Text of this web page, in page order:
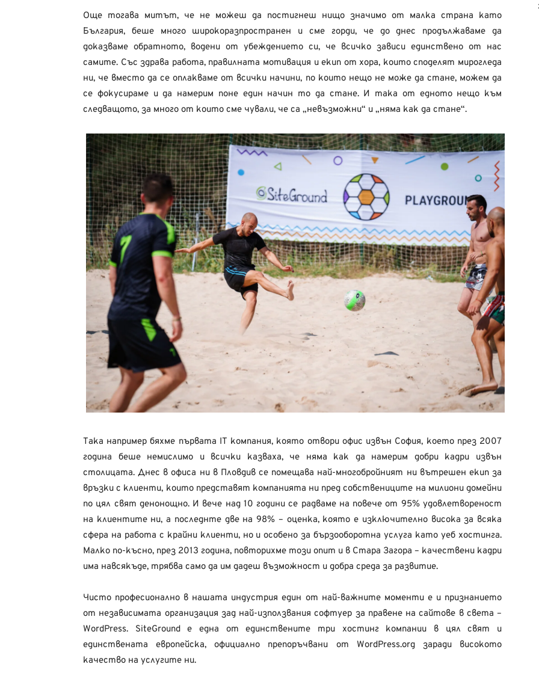
Още тогава митът, че не можеш да постигнеш нищо значимо от малка страна като
България, беше много широкоразпространен и сме горди, че до днес продължаваме да
доказваме обратното, водени от убеждението си, че всичко зависи единствено от нас
самите. Със здрава работа, правилната мотивация и екип от хора, които споделят мирогледа
ни, че вместо да се оплакваме от всички начини, по които нещо не може да стане, можем да
се фокусираме и да намерим поне един начин то да стане. И така от едното нещо към
следващото, за много от които сме чували, че са „невъзможни“ и „няма как да стане“.
Така например бяхме първата IT компания, която отвори офис извън София, което през 2007
година беше немислимо и всички казваха, че няма как да намерим добри кадри извън
столицата. Днес в офиса ни в Пловдив се помещава най-многобройният ни вътрешен екип за
връзки с клиенти, които представят компанията ни пред собствениците на милиони домейни
по цял свят денонощно. И вече над 10 години се радваме на повече от 95% удовлетвореност
на клиентите ни, а последнте две на 98% – оценка, която е изключително висока за всяка
сфера на работа с крайни клиенти, но и особено за бързооборотна услуга като уеб хостинга.
Малко по-късно, през 2013 година, повторихме този опит и в Стара Загора – качествени кадри
има навсякъде, трябва само да им дадеш възможност и добра среда за развитие.
Чисто професионално в нашата индустрия един от най-важните моменти е и признанието
от независимата организация зад най-използвания софтуер за правене на сайтове в света –
WordPress. SiteGround е една от единствените три хостинг компании в цял свят и
единствената европейска, официално препоръчвани от WordPress.org заради високото
качество на услугите ни.